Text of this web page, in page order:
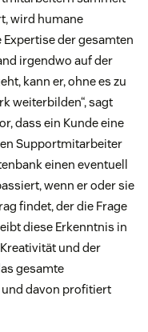
wird humane
der gesamten
irgendwo auf der
kann er, ohne es zu
weiterbilden“, sagt
dass ein Kunde eine
Supportmitarbeiter
einen eventuell
wenn er oder sie
findet, der die Frage
diese Erkenntnis in
und der
gesamte
davon profitiert